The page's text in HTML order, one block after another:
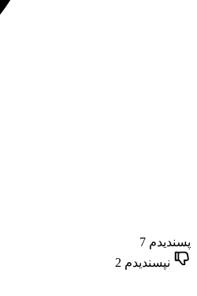
پسندیدم 7
نپسندیدم 2